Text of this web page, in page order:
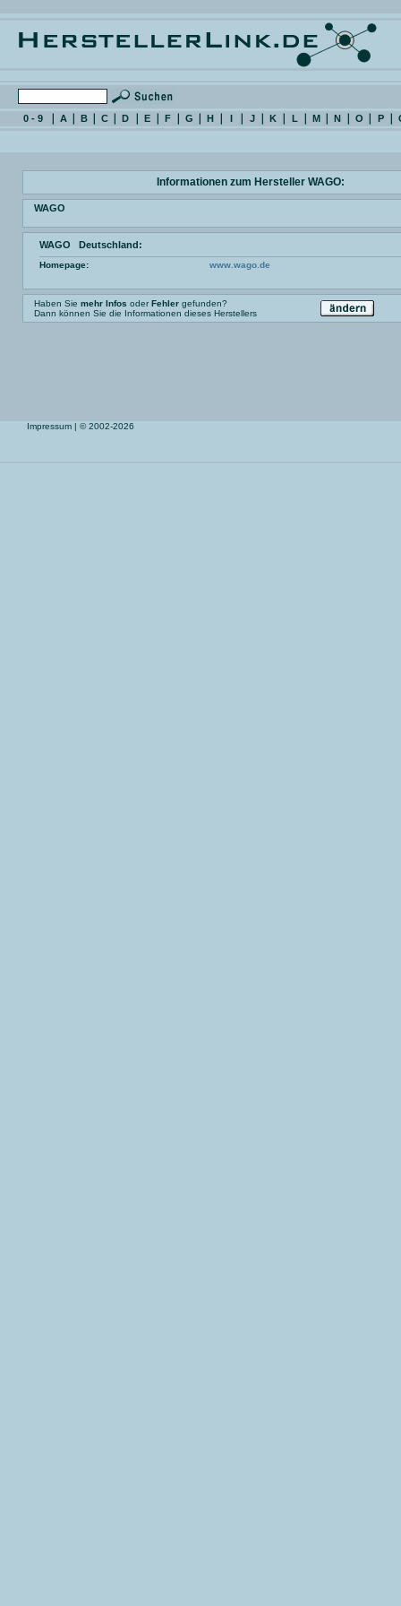
0 - 9 A B C D E F G H I J K L M N O P
Informationen zum Hersteller WAGO:
WAGO
WAGO Deutschland:
Homepage: www.wago.de
Haben Sie mehr Infos oderFehler gefunden?
Dann können Sie die Informationen dieses Herstellers
Impressum | © 2002-2026